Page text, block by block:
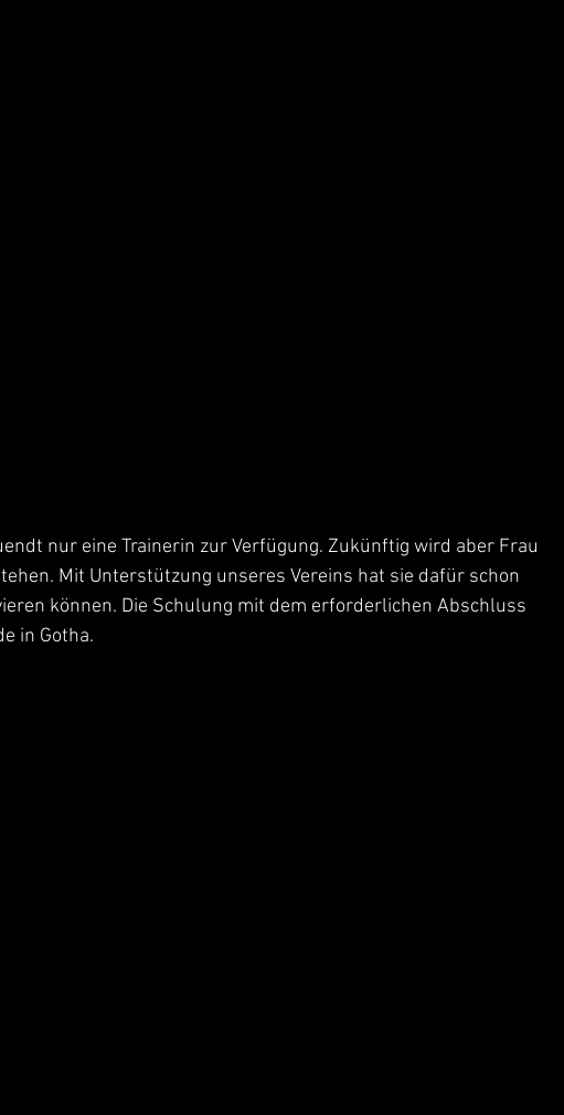
nur eine Trainerin zur Verfügung. Zukünftig wird aber Frau
Mit Unterstützung unseres Vereins hat sie dafür schon
können. Die Schulung mit dem erforderlichen Abschluss
in Gotha.